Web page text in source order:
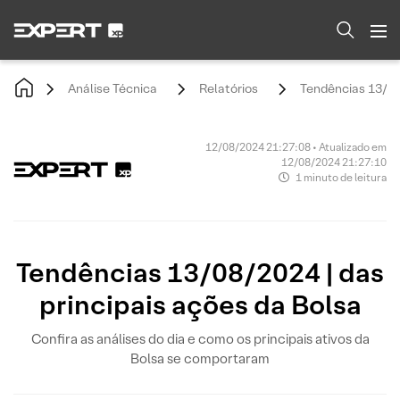
Análise Técnica Relatórios Tendências 13/
12/08/2024 21:27:08 • Atualizado em
12/08/2024 21:27:10
1 minuto de leitura
Tendências 13/08/2024 | das
principais ações da Bolsa
Confira as análises do dia e como os principais ativos da
Bolsa se comportaram